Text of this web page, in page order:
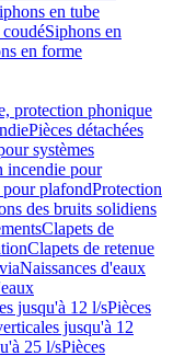
en tube
coudéSiphons en
en forme
protection phonique
Pièces détachées
systèmes
incendie pour
pour plafondProtection
des bruits solidiens
Clapets de
Clapets de retenue
Naissances d'eaux
jusqu'à 12 l/sPièces
jusqu'à 12
25 l/sPièces